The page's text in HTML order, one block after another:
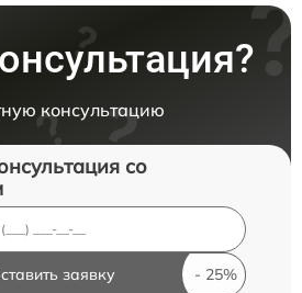
консультацию
со
заявку